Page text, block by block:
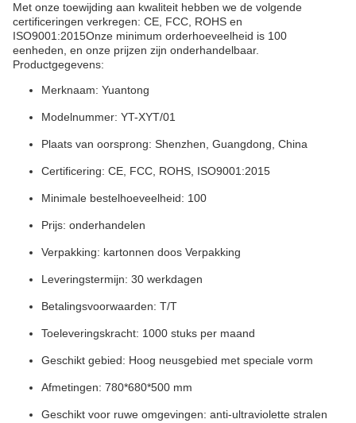
Met onze toewijding aan kwaliteit hebben we de volgende
certificeringen verkregen: CE, FCC, ROHS en
ISO9001:2015Onze minimum orderhoeveelheid is 100
eenheden, en onze prijzen zijn onderhandelbaar.
Productgegevens:
Merknaam: Yuantong
Modelnummer: YT-XYT/01
Plaats van oorsprong: Shenzhen, Guangdong, China
Certificering: CE, FCC, ROHS, ISO9001:2015
Minimale bestelhoeveelheid: 100
Prijs: onderhandelen
Verpakking: kartonnen doos Verpakking
Leveringstermijn: 30 werkdagen
Betalingsvoorwaarden: T/T
Toeleveringskracht: 1000 stuks per maand
Geschikt gebied: Hoog neusgebied met speciale vorm
Afmetingen: 780*680*500 mm
Geschikt voor ruwe omgevingen: anti-ultraviolette stralen